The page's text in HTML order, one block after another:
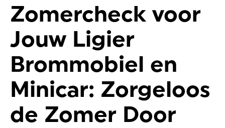
Zomercheck voor
Jouw Ligier
Brommobiel en
Minicar: Zorgeloos
de Zomer Door